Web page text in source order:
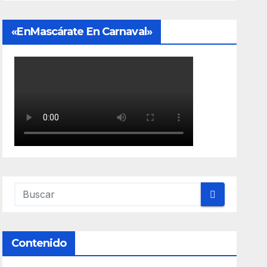
«EnMascárate En Carnaval»
Contenido